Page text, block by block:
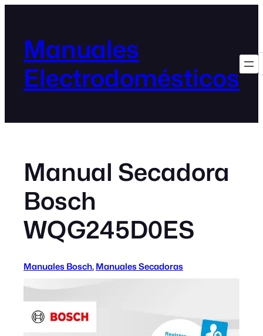
Manuales
Electrodomésticos
Manual Secadora
Bosch
WQG245D0ES
Manuales Bosch, Manuales Secadoras